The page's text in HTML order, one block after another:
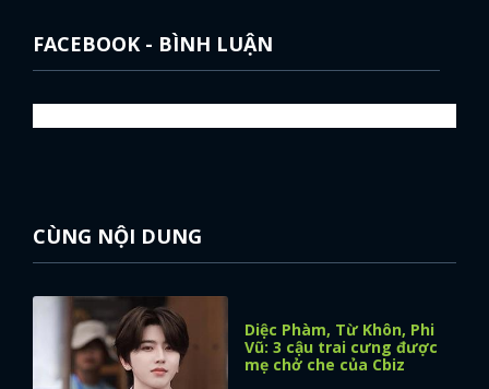
FACEBOOK - BÌNH LUẬN
CÙNG NỘI DUNG
Diệc Phàm, Từ Khôn, Phi
Vũ: 3 cậu trai cưng được
mẹ chở che của Cbiz